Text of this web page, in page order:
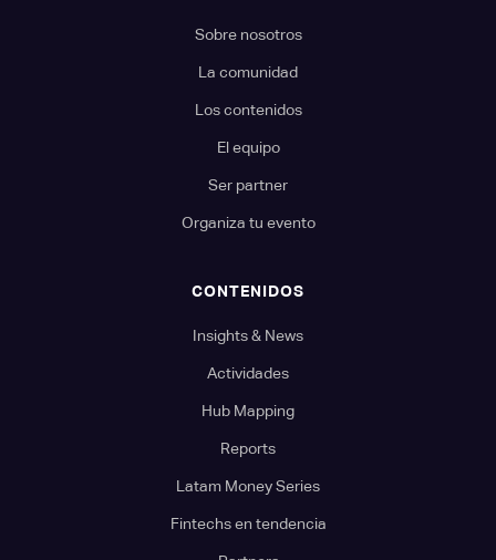
Sobre nosotros
La comunidad
Los contenidos
El equipo
Ser partner
Organiza tu evento
CONTENIDOS
Insights & News
Actividades
Hub Mapping
Reports
Latam Money Series
Fintechs en tendencia